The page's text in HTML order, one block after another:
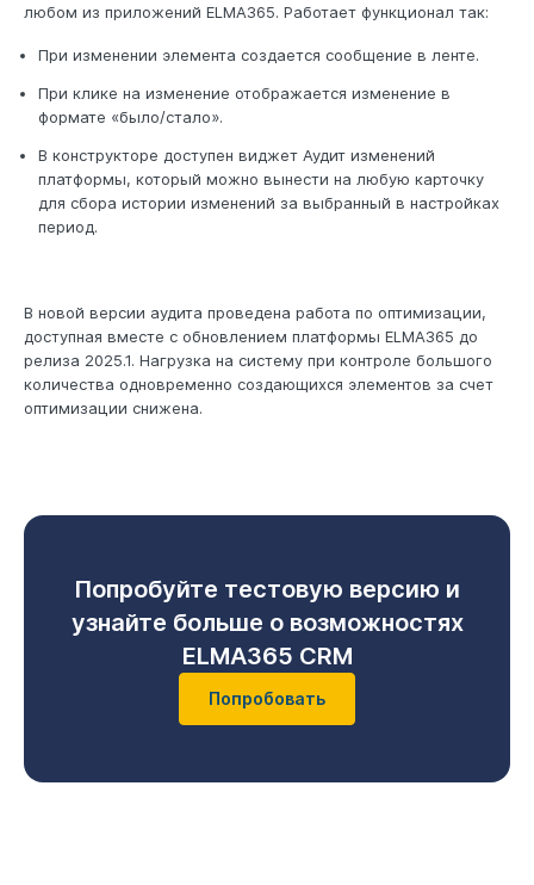
любом из приложений ELMA365. Работает функционал так:
При изменении элемента создается сообщение в ленте.
При клике на изменение отображается изменение в
формате «было/стало».
В конструкторе доступен виджет Аудит изменений
платформы, который можно вынести на любую карточку
для сбора истории изменений за выбранный в настройках
период.
В новой версии аудита проведена работа по оптимизации,
доступная вместе с обновлением платформы ELMA365 до
релиза 2025.1. Нагрузка на систему при контроле большого
количества одновременно создающихся элементов за счет
оптимизации снижена.
Попробуйте тестовую версию и
узнайте больше о возможностях
ELMA365 CRM
Попробовать